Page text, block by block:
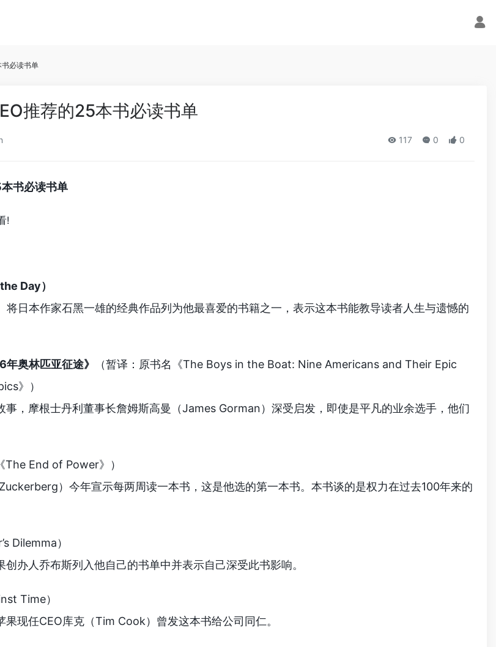
必读书单
推荐的25本书必读书单
117 0 0
书必读书单
!
Day）
日本作家石黑一雄的经典作品列为他最喜爱的书籍之一，表示这本书能教导读者人生与遗憾的
奥林匹亚征途》
（暂译：原书名《The Boys in the Boat: Nine Americans and Their Epic
》）
事，摩根士丹利董事长詹姆斯高曼（James Gorman）深受启发，即使是平凡的业余选手，他们
The End of Power》）
）今年宣示每两周读一本书，这是他选的第一本书。本书谈的是权力在过去100年来的
Dilemma）
办人乔布斯列入他自己的书单中并表示自己深受此书影响。
Time）
现任CEO库克（Tim Cook）曾发这本书给公司同仁。